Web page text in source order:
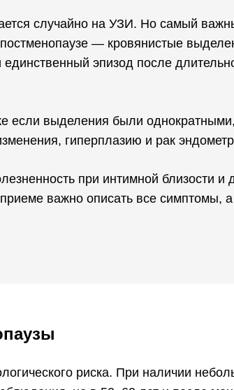
случайно на УЗИ. Но самый
— кровянистые
эпизод после
если выделения были
гиперплазию и рак
при интимной близости и
важно описать все симптомы,
риска. При наличии